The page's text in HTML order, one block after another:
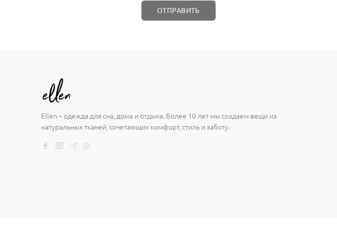
Ellen – одежда для сна, дома и отдыха. Более 10 лет мы создаем вещи из
натуральных тканей, сочетающих комфорт, стиль и заботу.